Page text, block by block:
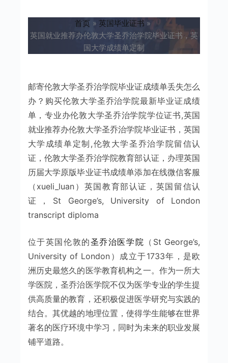
首页
英国毕业证书
英国就业推荐办伦敦大学圣乔治学院毕业证书，英
国大学成绩单定制
邮寄伦敦大学圣乔治学院毕业证成绩单丢失怎么
办？购买伦敦大学圣乔治学院最新毕业证成绩
单，专业办伦敦大学圣乔治学院学位证书,英国
就业推荐办伦敦大学圣乔治学院毕业证书，英国
大学成绩单定制,伦敦大学圣乔治学院留信认
证，伦敦大学圣乔治学院教育部认证，办理英国
历届大学原版毕业证书成绩单添加在线微信客服
（xueli_luan）英国教育部认证，英国留信认
证，St George’s, University of London
transcript diploma
位于英国伦敦的圣乔治医学院 （St George’s,
University of London）成立于1733年，是欧
洲历史最悠久的医学教育机构之一。作为一所大
学医院，圣乔治医学院不仅为医学专业的学生提
供高质量的教育，还积极促进医学研究与实践的
结合。其优越的地理位置，使得学生能够在世界
著名的医疗环境中学习，同时为未来的职业发展
铺平道路。